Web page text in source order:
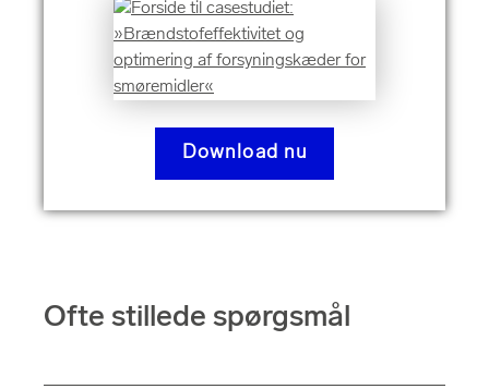
Download nu
Ofte stillede spørgsmål